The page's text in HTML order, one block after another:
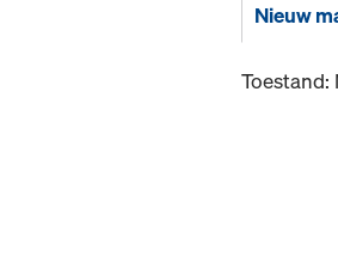
Nieuw
Toestand: